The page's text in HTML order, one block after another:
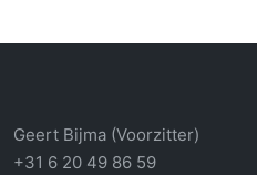
Geert Bijma (Voorzitter)
+31 6 20 49 86 59